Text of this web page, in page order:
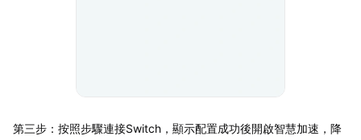
第三步：按照步驟連接Switch，顯示配置成功後開啟智慧加速，降